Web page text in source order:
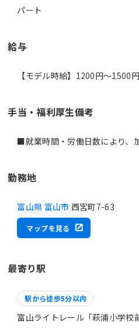
パート
給与
【モデル時給】1200円〜1500円
手当・福利厚生備考
■就業時間・労働日数により、
勤務地
富山県 富山市 西宮町7-63
マップを見る
最寄り駅
駅から徒歩5分以内
富山ライトレール「萩浦小学校